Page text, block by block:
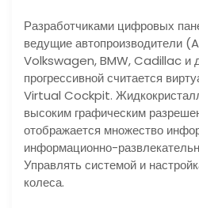
Разработчиками цифровых
ведущие автопроизводители
Volkswagen, BMW, Cadillac и
прогрессивной считается
Virtual Cockpit.
высоким графическим
отображается множество
информационно-
Управлять системой и
колеса.